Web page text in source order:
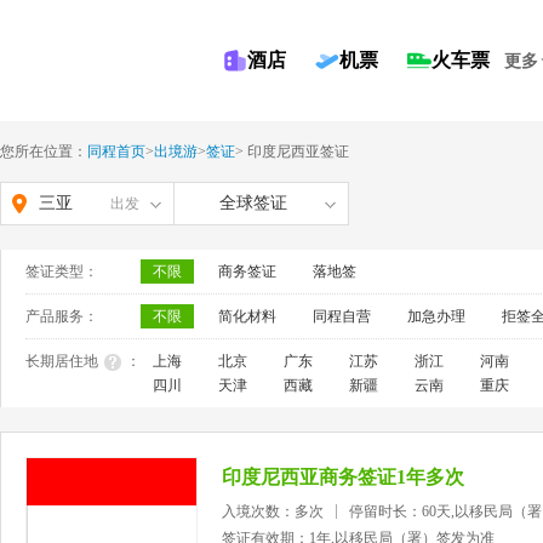
酒店 机票 火车票 更多
您所在位置： 同程首页>出境游>签证> 印度尼西亚签证
三亚 出发 全球签证
签证类型： 不限 商务签证 落地签
产品服务： 不限 简化材料 同程自营 加急办理 拒签
长期居住地 ： 上海 北京 广东 江苏 浙江
河南
四川
天津 西藏 新疆 云南 重庆
印度尼西亚商务签证1年多次
入境次数：多次
停留时长：60天,以移民局（
签证有效期：1年,以移民局（署）签发为准